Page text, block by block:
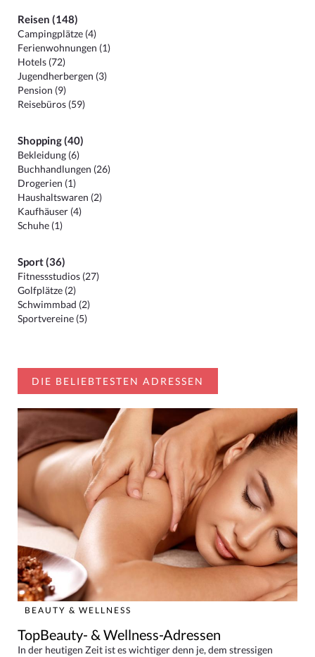
Reisen (148)
Campingplätze (4)
Ferienwohnungen (1)
Hotels (72)
Jugendherbergen (3)
Pension (9)
Reisebüros (59)
Shopping (40)
Bekleidung (6)
Buchhandlungen (26)
Drogerien (1)
Haushaltswaren (2)
Kaufhäuser (4)
Schuhe (1)
Sport (36)
Fitnessstudios (27)
Golfplätze (2)
Schwimmbad (2)
Sportvereine (5)
DIE BELIEBTESTEN ADRESSEN
BEAUTY & WELLNESS
TopBeauty- & Wellness-Adressen
In der heutigen Zeit ist es wichtiger denn je, dem stressigen